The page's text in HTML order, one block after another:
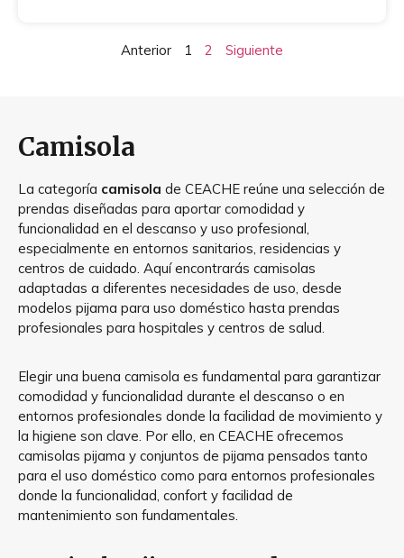
Anterior 1 2 Siguiente
Camisola
La categoría camisola de CEACHE reúne una selección de
prendas diseñadas para aportar comodidad y
funcionalidad en el descanso y uso profesional,
especialmente en entornos sanitarios, residencias y
centros de cuidado. Aquí encontrarás camisolas
adaptadas a diferentes necesidades de uso, desde
modelos pijama para uso doméstico hasta prendas
profesionales para hospitales y centros de salud.
Elegir una buena camisola es fundamental para garantizar
comodidad y funcionalidad durante el descanso o en
entornos profesionales donde la facilidad de movimiento y
la higiene son clave. Por ello, en CEACHE ofrecemos
camisolas pijama y conjuntos de pijama pensados tanto
para el uso doméstico como para entornos profesionales
donde la funcionalidad, confort y facilidad de
mantenimiento son fundamentales.